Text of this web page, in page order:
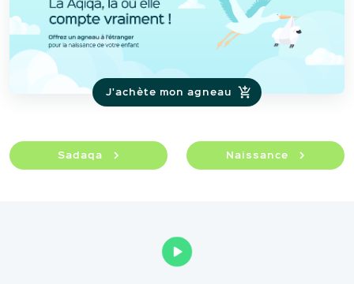
J'achète mon agneau
Sadaqa Naissance